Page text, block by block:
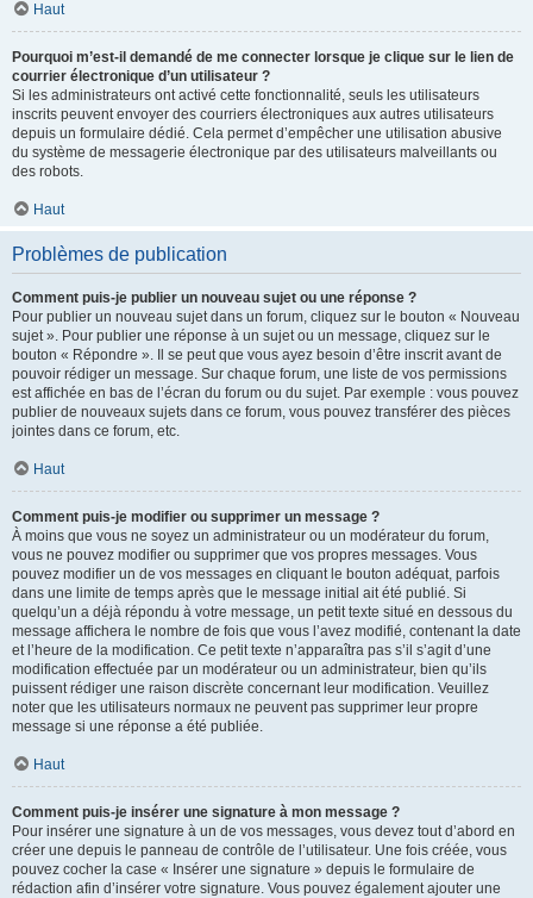
Haut
Pourquoi m’est-il demandé de me connecter lorsque je clique sur le lien de
courrier électronique d’un utilisateur ?
Si les administrateurs ont activé cette fonctionnalité, seuls les utilisateurs
inscrits peuvent envoyer des courriers électroniques aux autres utilisateurs
depuis un formulaire dédié. Cela permet d’empêcher une utilisation abusive
du système de messagerie électronique par des utilisateurs malveillants ou
des robots.
Haut
Problèmes de publication
Comment puis-je publier un nouveau sujet ou une réponse ?
Pour publier un nouveau sujet dans un forum, cliquez sur le bouton « Nouveau
sujet ». Pour publier une réponse à un sujet ou un message, cliquez sur le
bouton « Répondre ». Il se peut que vous ayez besoin d’être inscrit avant de
pouvoir rédiger un message. Sur chaque forum, une liste de vos permissions
est affichée en bas de l’écran du forum ou du sujet. Par exemple : vous pouvez
publier de nouveaux sujets dans ce forum, vous pouvez transférer des pièces
jointes dans ce forum, etc.
Haut
Comment puis-je modifier ou supprimer un message ?
À moins que vous ne soyez un administrateur ou un modérateur du forum,
vous ne pouvez modifier ou supprimer que vos propres messages. Vous
pouvez modifier un de vos messages en cliquant le bouton adéquat, parfois
dans une limite de temps après que le message initial ait été publié. Si
quelqu’un a déjà répondu à votre message, un petit texte situé en dessous du
message affichera le nombre de fois que vous l’avez modifié, contenant la date
et l’heure de la modification. Ce petit texte n’apparaîtra pas s’il s’agit d’une
modification effectuée par un modérateur ou un administrateur, bien qu’ils
puissent rédiger une raison discrète concernant leur modification. Veuillez
noter que les utilisateurs normaux ne peuvent pas supprimer leur propre
message si une réponse a été publiée.
Haut
Comment puis-je insérer une signature à mon message ?
Pour insérer une signature à un de vos messages, vous devez tout d’abord en
créer une depuis le panneau de contrôle de l’utilisateur. Une fois créée, vous
pouvez cocher la case « Insérer une signature » depuis le formulaire de
rédaction afin d’insérer votre signature. Vous pouvez également ajouter une